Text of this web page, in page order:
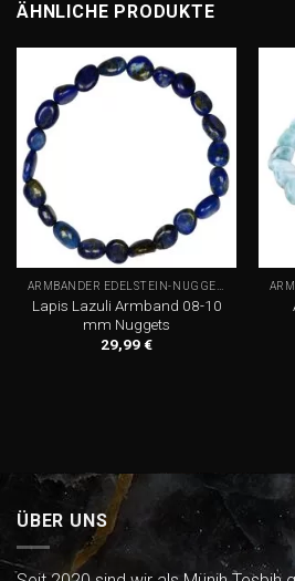
ÄHNLICHE PRODUKTE
Add to
wishlist
Lapis Lazuli Armband 08-10
mm Nuggets
29,99€
ÜBER UNS